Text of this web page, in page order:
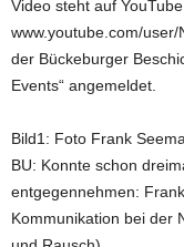
Video steht auf
www.youtube.com/
der Bückeburger
Events“ angemeldet.
Bild1: Foto Frank
BU: Konnte schon
entgegennehmen:
Kommunikation bei der